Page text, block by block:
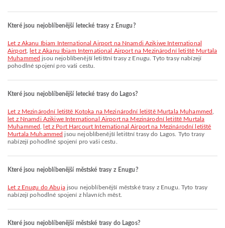
Které jsou nejoblíbenější letecké trasy z Enugu?
let z Akanu Ibiam International Airport na Nnamdi Azikiwe International
Airport,
let z Akanu Ibiam International Airport na Mezinárodní letiště Murtala
Muhammed jsou nejoblíbenější letištní trasy z Enugu. Tyto trasy nabízejí
pohodlné spojení pro vaši cestu.
Které jsou nejoblíbenější letecké trasy do Lagos?
let z Mezinárodní letiště Kotoka na Mezinárodní letiště Murtala Muhammed
let z Nnamdi Azikiwe International Airport na Mezinárodní letiště Murtala
Muhammed
let z Port Harcourt International Airport na Mezinárodní letiště
Murtala Muhammed jsou nejoblíbenější letištní trasy do Lagos. Tyto trasy
nabízejí pohodlné spojení pro vaši cestu.
Které jsou nejoblíbenější městské trasy z Enugu?
let z Enugu do Abujajsou nejoblíbenější městské trasy z Enugu. Tyto trasy
nabízejí pohodlné spojení z hlavních měst.
Které jsou nejoblíbenější městské trasy do Lagos?